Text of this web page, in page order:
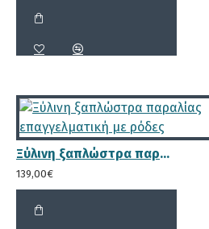
Ξύλινη ξαπλώστρα παραλίας επαγγελματική με ρόδες
139,00€